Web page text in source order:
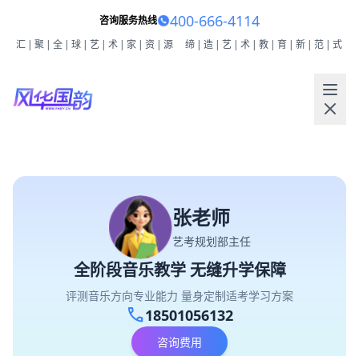
咨询服务热线 400-666-4114
汇|聚|全|球|艺|术|家|资|源 缔|造|艺|术|教|育|新|范|式
张老师
艺考规划部主任
全阶段音乐教学 无缝升学保障
评测音乐方向专业能力 量身定制适考学习方案
call18501056132
咨询费用